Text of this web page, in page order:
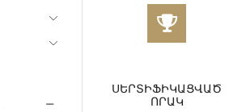
ՍԵՐՏԻՖԻԿԱՑՎԱԾ
ՈՐԱԿ